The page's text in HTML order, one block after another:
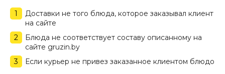
Доставки не того блюда, которое заказывал клиент
на сайте
Блюда не соответствует составу описанному на
сайте gruzin.by
Если курьер не привез заказанное клиентом блюдо